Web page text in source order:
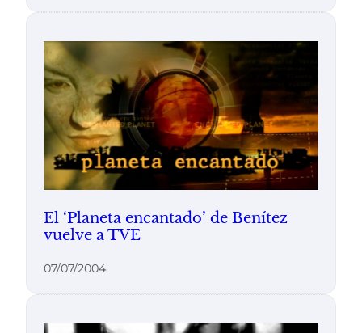
El ‘Planeta encantado’ de Benítez
vuelve a TVE
07/07/2004